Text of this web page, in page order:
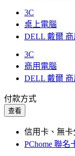
3C
桌上電腦
DELL 戴爾 商
3C
商用電腦
DELL 戴爾
付款方式
查看
信用卡、無
PChome 聯名